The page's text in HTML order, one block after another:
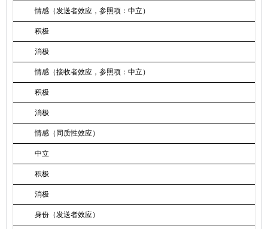
情感（发送者效应，参照项：中立）
积极
消极
情感（接收者效应，参照项：中立）
积极
消极
情感（同质性效应）
中立
积极
消极
身份（发送者效应）